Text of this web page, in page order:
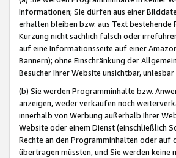
Informationen; Sie dürfen aus einer
erhalten bleiben bzw. aus Text bestehende
Kürzung nicht sachlich falsch oder
auf eine Informationsseite auf einer
Bannern); ohne Einschränkung der
Besucher Ihrer Website unsichtbar,
(b) Sie werden Programminhalte bzw.
anzeigen, weder verkaufen noch
innerhalb von Werbung außerhalb Ihrer
Website oder einem Dienst (einschließlich
Rechte an den Programminhalten oder
übertragen müssten, und Sie werden